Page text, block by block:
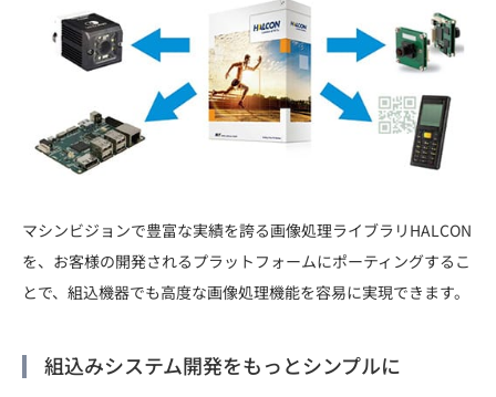
マシンビジョンで豊富な実績を誇る画像処理ライブラリHALCON
を、お客様の開発されるプラットフォームにポーティングするこ
とで、組込機器でも高度な画像処理機能を容易に実現できます。
組込みシステム開発をもっとシンプルに